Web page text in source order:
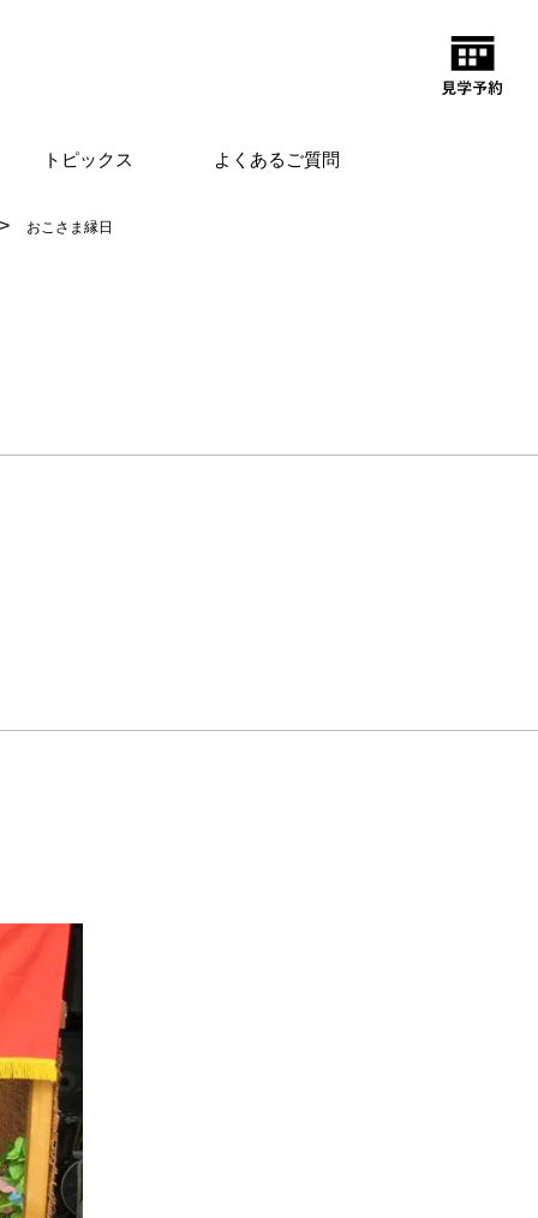
トピックス よくあるご質問
おこさま縁日